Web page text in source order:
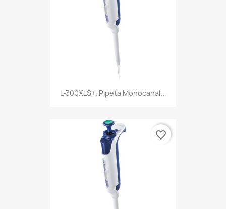
L-300XLS+. Pipeta Monocanal...
favorite_border